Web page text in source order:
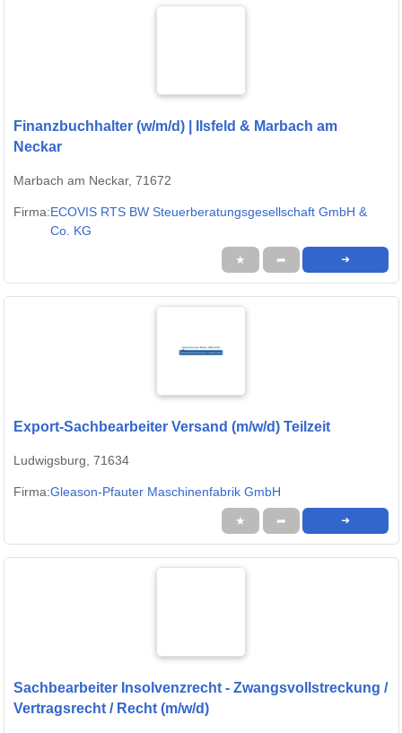
Finanzbuchhalter (w/m/d) | Ilsfeld & Marbach am
Neckar
Marbach am Neckar, 71672
Firma:ECOVIS RTS BW Steuerberatungsgesellschaft GmbH &
Co. KG
★ ➦ ➜
Export-Sachbearbeiter Versand (m/w/d) Teilzeit
Ludwigsburg, 71634
Firma:Gleason-Pfauter Maschinenfabrik GmbH
★ ➦ ➜
Sachbearbeiter Insolvenzrecht - Zwangsvollstreckung /
Vertragsrecht / Recht (m/w/d)